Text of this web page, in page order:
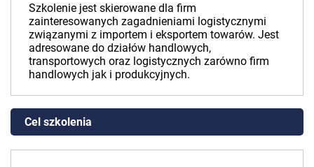
Szkolenie jest skierowane dla firm
zainteresowanych zagadnieniami logistycznymi
związanymi z importem i eksportem towarów. Jest
adresowane do działów handlowych,
transportowych oraz logistycznych zarówno firm
handlowych jak i produkcyjnych.
Cel szkolenia